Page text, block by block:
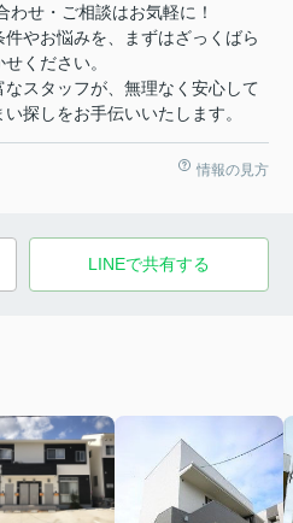
せ・ご相談はお気軽に！
やお悩みを、まずはざっくばら
ください。
スタッフが、無理なく安心して
探しをお手伝いいたします。
情報の見方
LINEで共有する